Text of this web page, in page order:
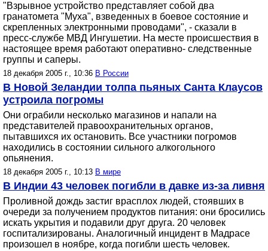
"Взрывное устройство представляет собой два
гранатомета "Муха", взведенных в боевое состояние и
скрепленных электронными проводами", - сказали в
пресс-службе МВД Ингушетии. На месте происшествия в
настоящее время работают оперативно- следственные
группы и саперы.
18 декабря 2005 г., 10:36 В России
В Новой Зеландии толпа пьяных Санта Клаусов
устроила погромы
Они ограбили несколько магазинов и напали на
представителей правоохранительных органов,
пытавшихся их остановить. Все участники погромов
находились в состоянии сильного алкогольного
опьянения.
18 декабря 2005 г., 10:13 В мире
В Индии 43 человек погибли в давке из-за ливня
Проливной дождь застиг врасплох людей, стоявших в
очереди за получением продуктов питания: они бросились
искать укрытия и подавили друг друга. 20 человек
госпитализированы. Аналогичный инцидент в Мадрасе
произошел в ноябре, когда погибли шесть человек.